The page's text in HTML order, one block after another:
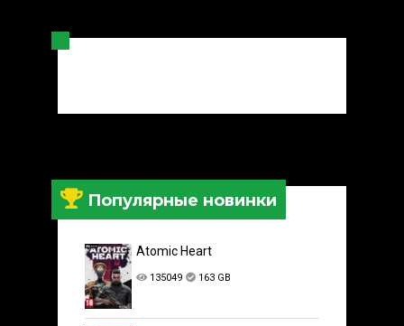
Популярные новинки
Atomic Heart
135049 163 GB